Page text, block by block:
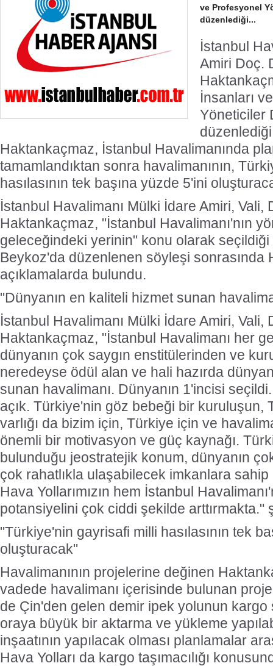
ve Profesyonel
düzenlediği...
İstanbul
Amiri Doç.
İnsanları
Yöneticiler
Haktankaçmaz, İstanbul Havalimanında
tamamlandıktan sonra havalimanının,
hasılasının tek başına yüzde 5'ini
İstanbul Havalimanı Mülki İdare Amiri, Vali,
Haktankaçmaz, "İstanbul Havalimanı'nın
geleceğindeki yerinin" konu olarak seçildiği
Beykoz'da düzenlenen söyleşi sonrasında
açıklamalarda bulundu.
"Dünyanın en kaliteli hizmet sunan
İstanbul Havalimanı Mülki İdare Amiri, Vali,
Haktankaçmaz, "İstanbul Havalimanı her
dünyanın çok saygın enstitülerinden ve
neredeyse ödül alan ve hali hazırda
sunan havalimanı. Dünyanın 1'incisi
açık. Türkiye'nin göz bebeği bir kuruluşun,
varlığı da bizim için, Türkiye için ve
önemli bir motivasyon ve güç kaynağı.
bulunduğu jeostratejik konum, dünyanın
çok rahatlıkla ulaşabilecek imkanlara sahip
Hava Yollarımızın hem İstanbul
potansiyelini çok ciddi şekilde arttırmakta."
"Türkiye'nin gayrisafi milli hasılasının tek
oluşturacak"
Havalimanının projelerine değinen
vadede havalimanı içerisinde bulunan
de Çin'den gelen demir ipek yolunun kargo
oraya büyük bir aktarma ve yükleme
inşaatının yapılacak olması planlamalar
Hava Yolları da kargo taşımacılığı